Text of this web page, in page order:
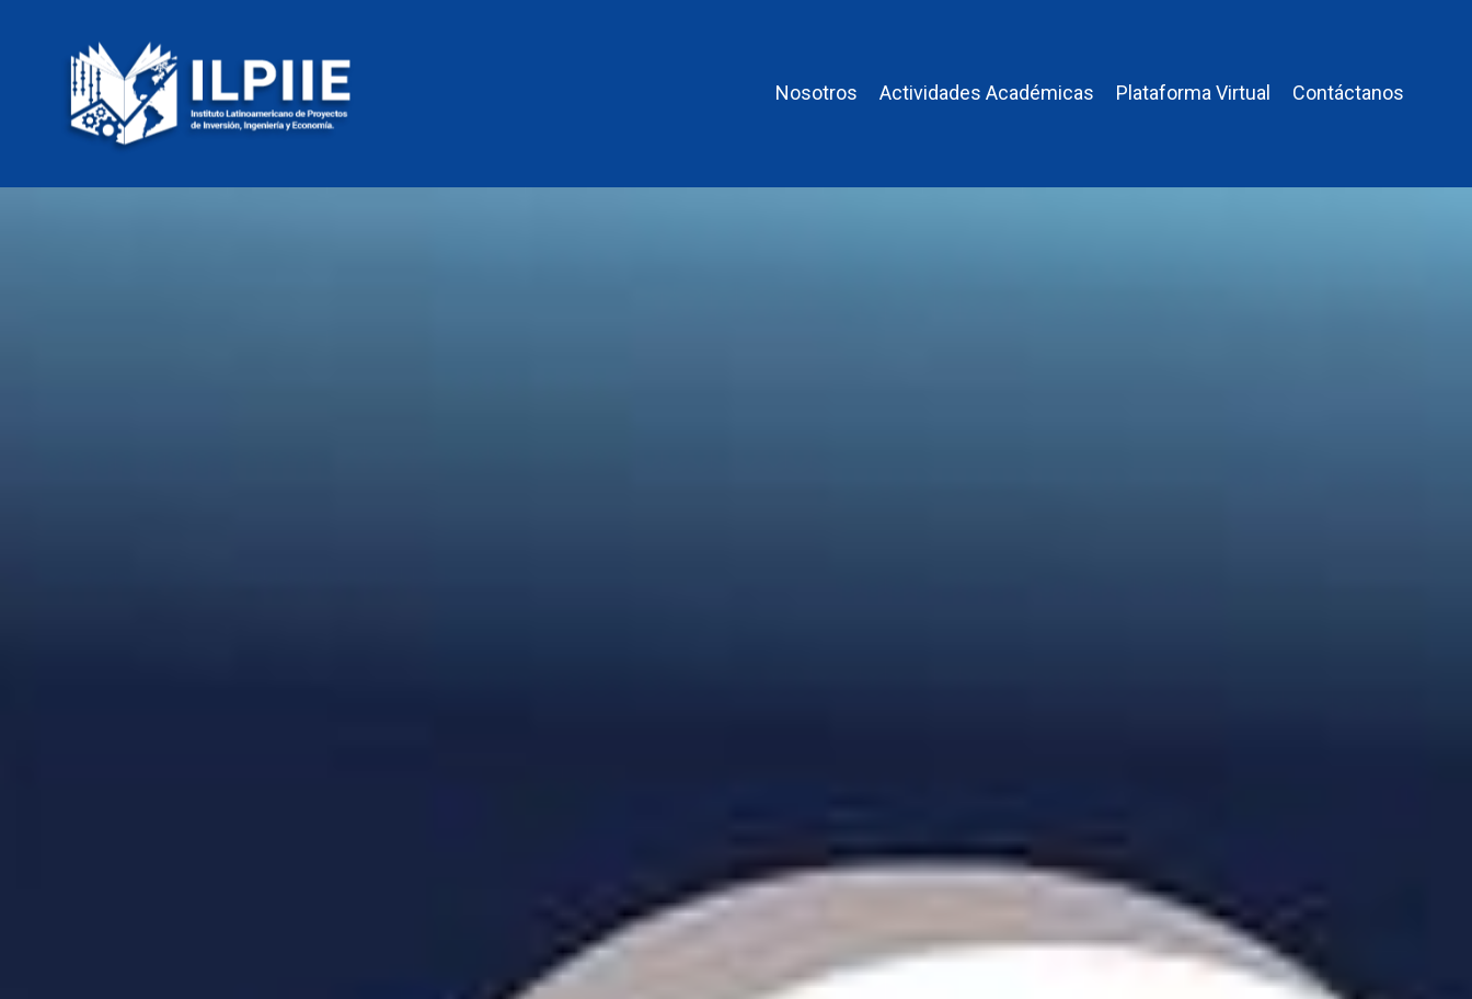
Nosotros Actividades Académicas Plataforma Virtual Contáctanos